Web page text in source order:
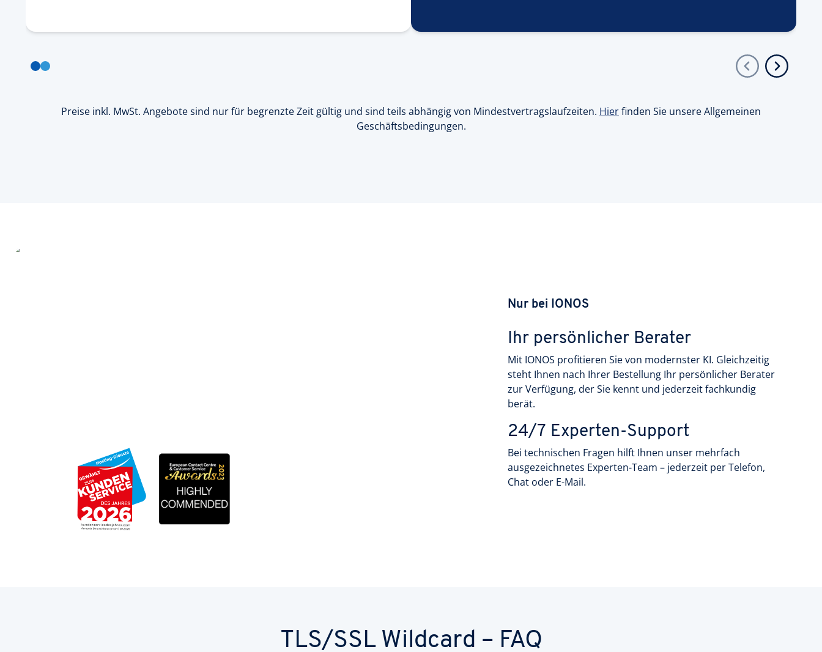
Preise inkl. MwSt. Angebote sind nur für begrenzte Zeit gültig und sind teils abhängig von Mindestvertragslaufzeiten. Hierfinden Sie unsere Allgemeinen
Geschäftsbedingungen.
Nur bei IONOS
Ihr persönlicher Berater
Mit IONOS profitieren Sie von modernster KI. Gleichzeitig
steht Ihnen nach Ihrer Bestellung Ihr persönlicher Berater
zur Verfügung, der Sie kennt und jederzeit fachkundig
berät.
24/7 Experten-Support
Bei technischen Fragen hilft Ihnen unser mehrfach
ausgezeichnetes Experten-Team – jederzeit per Telefon,
Chat oder E-Mail.
TLS/SSL Wildcard – FAQ